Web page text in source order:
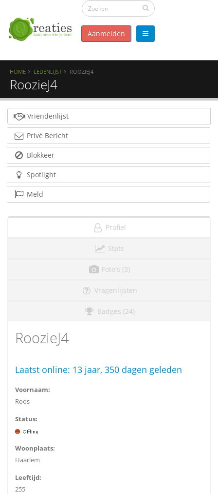
Aanmelden
HOME LEDENLIJST ROOZIEJ4
RoozieJ4
Vriendenlijst
Privé Bericht
Blokkeer
Spotlight
Meld
Profiel
Stats
Foto's (3)
Vragenlijsten
Badges (24)
RoozieJ4
Laatst online: 13 jaar, 350 dagen geleden
Voornaam:
Roos
Status:
Woonplaats:
Haarlem
Leeftijd:
255